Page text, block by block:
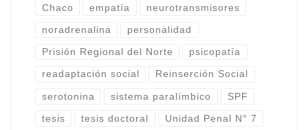
Chaco empatía neurotransmisores
noradrenalina personalidad
Prisión Regional del Norte psicopatía
readaptación social Reinserción Social
serotonina sistema paralímbico SPF
tesis tesis doctoral Unidad Penal N° 7